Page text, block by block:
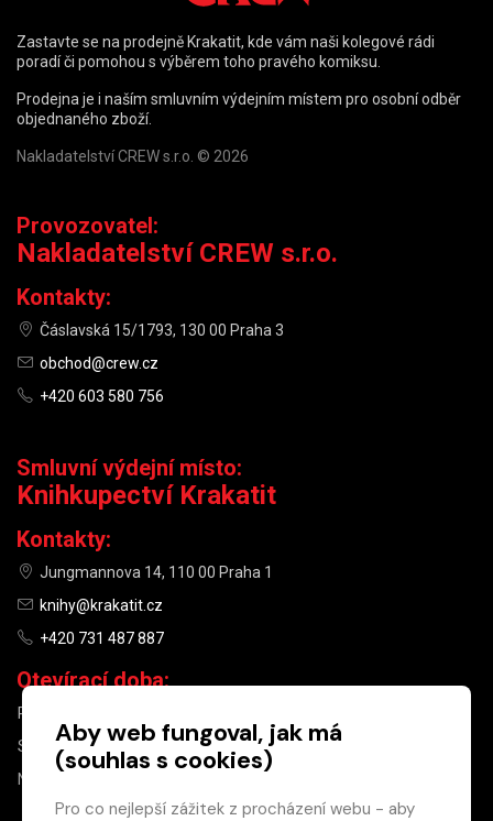
Zastavte se na prodejně Krakatit, kde vám naši kolegové rádi
poradí či pomohou s výběrem toho pravého komiksu.
Prodejna je i naším smluvním výdejním místem pro osobní odběr
objednaného zboží.
Nakladatelství CREW s.r.o. © 2026
Provozovatel:
Nakladatelství CREW s.r.o.
Kontakty:
Čáslavská 15/1793, 130 00 Praha 3
obchod@crew.cz
+420 603 580 756
Smluvní výdejní místo:
Knihkupectví Krakatit
Kontakty:
Jungmannova 14, 110 00 Praha 1
knihy@krakatit.cz
+420 731 487 887
Otevírací doba:
PO–PÁ
SO
10:00–13:00
NE
Aby web fungoval, jak má
(souhlas s cookies)
Pro co nejlepší zážitek z procházení webu - aby